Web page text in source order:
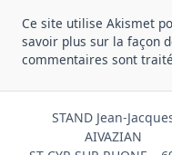
Ce site utilise Akismet
savoir plus sur la façon
commentaires sont
STAND Jean-
AIVAZIAN